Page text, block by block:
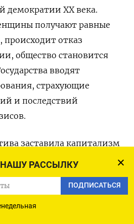
РАССЫЛКУ
ПОДПИСАТЬСЯ
демократии XX века.
получают равные
отказ
общество становится
вводят
страхующие
и последствий
заставила капитализм
понятно, что либеральные
выжить без кооперации